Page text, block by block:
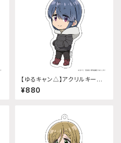
【ゆるキャン△】アクリルキーホ
ルダー (『SEASON3』志摩リン)
¥880